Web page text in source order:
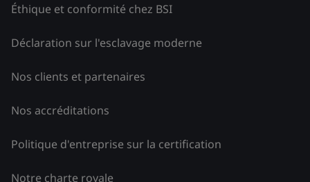
Éthique et conformité chez BSI
Déclaration sur l'esclavage moderne
Nos clients et partenaires
Nos accréditations
Politique d'entreprise sur la certification
Notre charte royale